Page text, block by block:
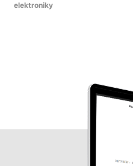
elektroniky